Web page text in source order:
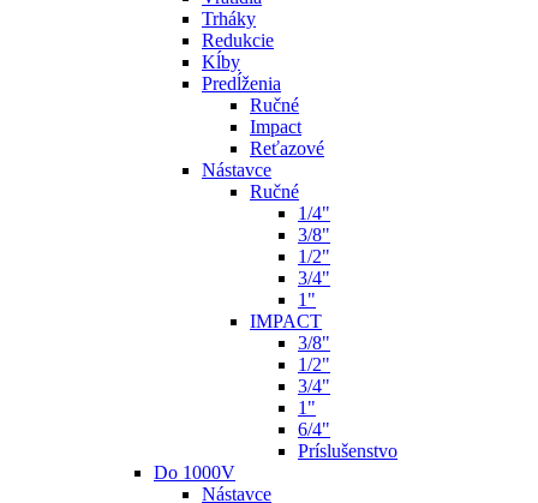
Trháky
Redukcie
Kĺby
Predĺženia
Ručné
Impact
Reťazové
Nástavce
Ručné
1/4"
3/8"
1/2"
3/4"
1"
IMPACT
3/8"
1/2"
3/4"
1"
6/4"
Príslušenstvo
Do 1000V
Nástavce